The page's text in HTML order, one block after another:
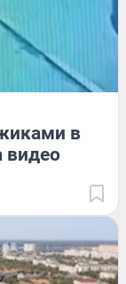
в
видео